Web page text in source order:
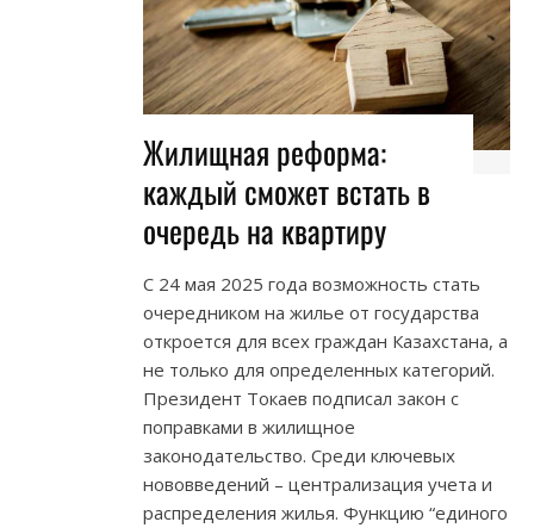
Жилищная реформа:
каждый сможет встать в
очередь на квартиру
С 24 мая 2025 года возможность стать
очередником на жилье от государства
откроется для всех граждан Казахстана, а
не только для определенных категорий.
Президент Токаев подписал закон с
поправками в жилищное
законодательство. Среди ключевых
нововведений – централизация учета и
распределения жилья. Функцию “единого